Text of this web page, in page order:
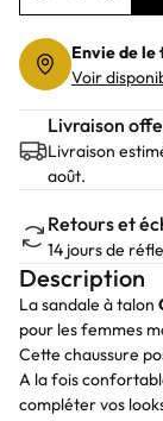
Envie de le
Voir
Livraison
Livraison
août.
Retours et
14 jours de
Description
La sandale à talon
pour les femmes
Cette chaussure
A la fois
compléter vos